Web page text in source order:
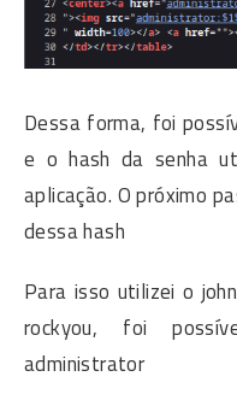
Dessa forma, foi
e o hash da senha
aplicação. O próximo
dessa hash
Para isso utilizei o
rockyou, foi
administrator